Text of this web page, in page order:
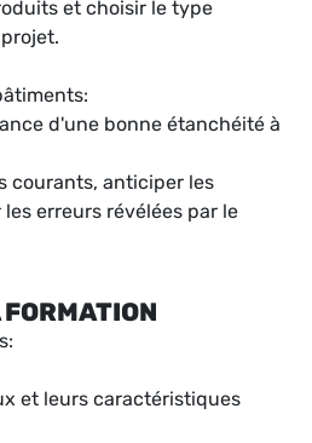
et choisir le type
d'une bonne étanchéité à
courants, anticiper les
erreurs révélées par le
et leurs caractéristiques